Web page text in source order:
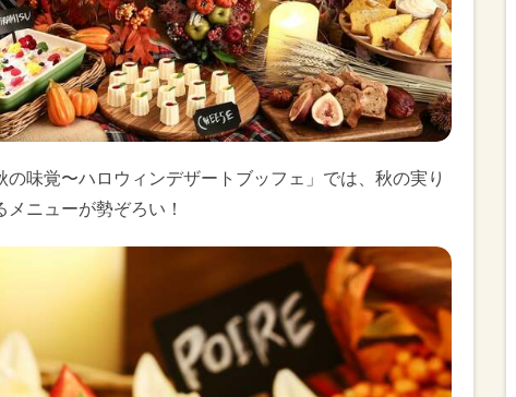
の味覚〜ハロウィンデザートブッフェ」では、秋の実り
ニューが勢ぞろい！